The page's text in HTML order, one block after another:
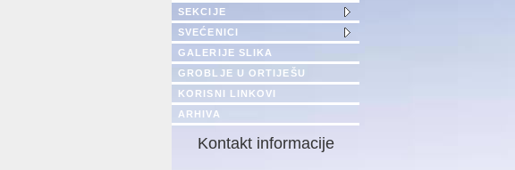
SEKCIJE
SVEĆENICI
GALERIJE SLIKA
GROBLJE U ORTIJEŠU
KORISNI LINKOVI
ARHIVA
Kontakt informacije